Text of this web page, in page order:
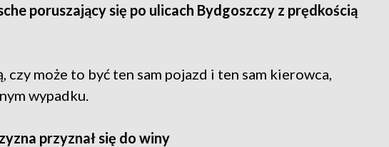
poruszający się po ulicach Bydgoszczy z prędkością
czy może to być ten sam pojazd i ten sam kierowca,
wypadku.
przyznał się do winy